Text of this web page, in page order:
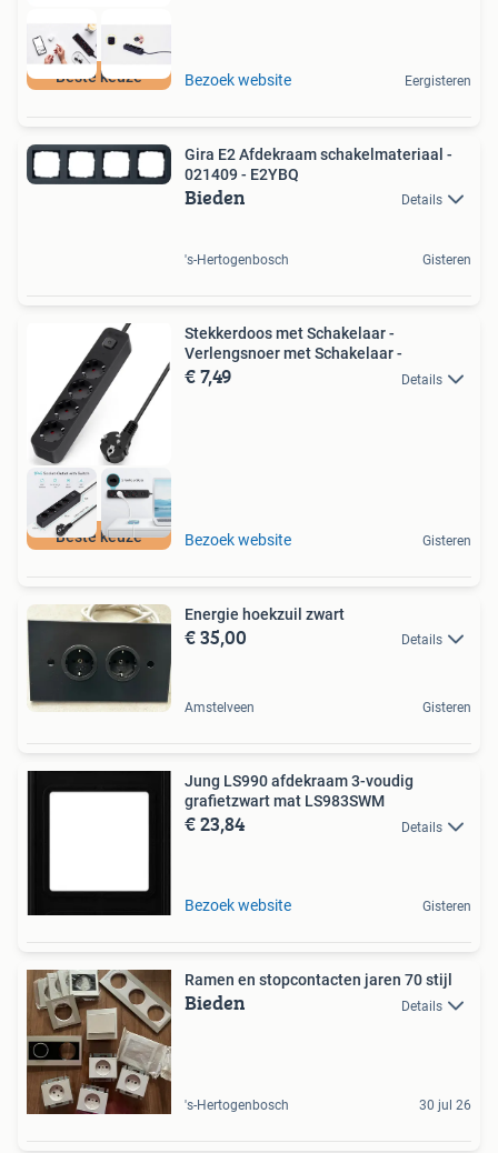
Beste keuze Bezoek website Eergisteren
Gira E2 Afdekraam schakelmateriaal -
021409 - E2YBQ
Bieden Details
's-Hertogenbosch Gisteren
Beste keuze
Stekkerdoos met Schakelaar -
Verlengsnoer met Schakelaar -
€ 7,49 Details
Bezoek website Gisteren
Energie hoekzuil zwart
€ 35,00 Details
Amstelveen Gisteren
Jung LS990 afdekraam 3-voudig
grafietzwart mat LS983SWM
€ 23,84 Details
Bezoek website Gisteren
Ramen en stopcontacten jaren 70 stijl
Bieden Details
's-Hertogenbosch 30 jul 26